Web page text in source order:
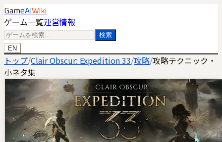
GameAI Wiki
ゲーム一覧運営情報
検索
EN
トップ/Clair Obscur: Expedition 33/攻略/攻略テクニック・
小ネタ集